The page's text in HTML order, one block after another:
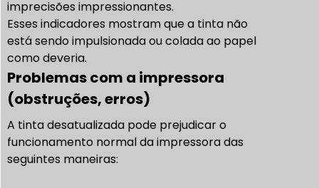
imprecisões impressionantes.
Esses indicadores mostram que a tinta não
está sendo impulsionada ou colada ao papel
como deveria.
Problemas com a impressora
(obstruções, erros)
A tinta desatualizada pode prejudicar o
funcionamento normal da impressora das
seguintes maneiras: